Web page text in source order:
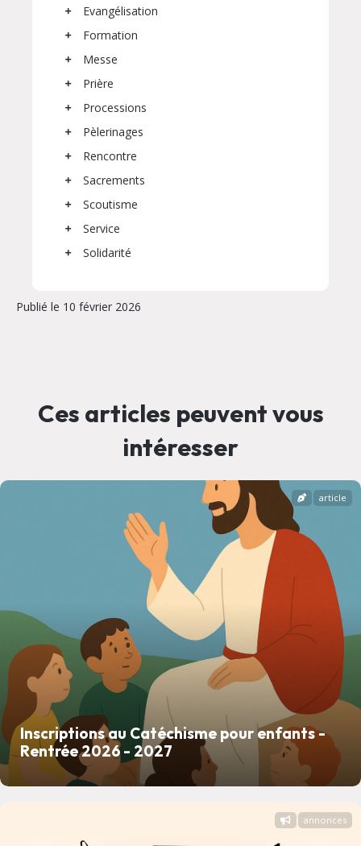
Evangélisation
Formation
Messe
Prière
Processions
Pèlerinages
Rencontre
Sacrements
Scoutisme
Service
Solidarité
Publié le 10 février 2026
Ces articles peuvent vous
intéresser
Inscriptions au Catéchisme pour enfants -
Rentrée 2026 - 2027
article
annonces